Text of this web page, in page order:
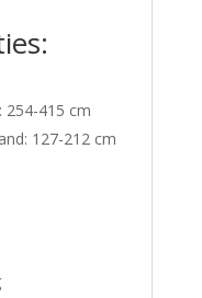
254-415 cm
127-212 cm